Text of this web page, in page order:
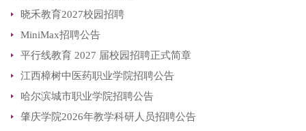
晓禾教育2027校园招聘
MiniMax招聘公告
平行线教育 2027 届校园招聘正式简章
江西樟树中医药职业学院招聘公告
哈尔滨城市职业学院招聘公告
肇庆学院2026年教学科研人员招聘公告